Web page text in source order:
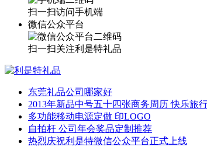
扫一扫访问手机端
微信公众平台
扫一扫关注利是特礼品
东莞礼品公司哪家好
2013年新品中号五十四张商务周历 快乐旅
多功能移动电源定做 印LOGO
自拍杆 公司年会奖品定制推荐
热烈庆祝利是特微信公众平台正式上线